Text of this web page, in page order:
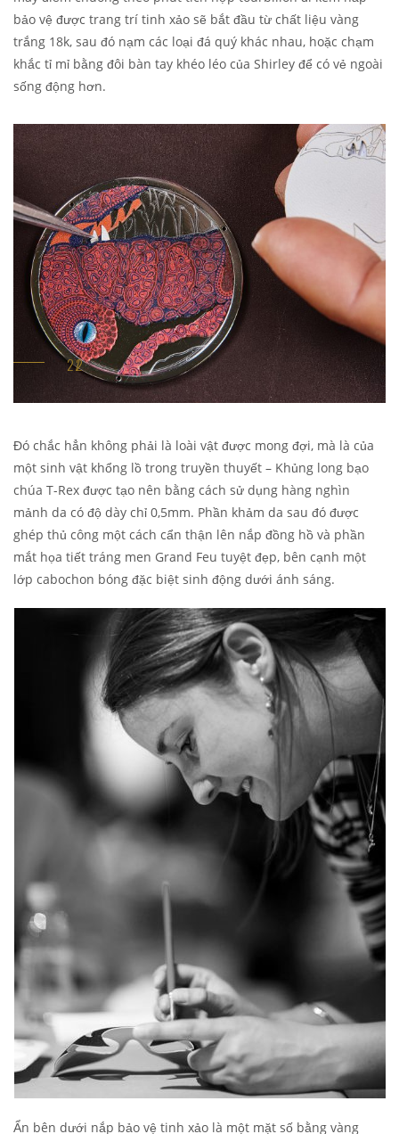
bảo vệ được trang trí tinh xảo sẽ bắt đầu từ chất liệu vàng
trắng 18k, sau đó nạm các loại đá quý khác nhau, hoặc chạm
khắc tỉ mỉ bằng đôi bàn tay khéo léo của Shirley để có vẻ ngoài
sống động hơn.
Đó chắc hẳn không phải là loài vật được mong đợi, mà là của
một sinh vật khổng lồ trong truyền thuyết – Khủng long bạo
chúa T-Rex được tạo nên bằng cách sử dụng hàng nghìn
mảnh da có độ dày chỉ 0,5mm. Phần khảm da sau đó được
ghép thủ công một cách cẩn thận lên nắp đồng hồ và phần
mắt họa tiết tráng men Grand Feu tuyệt đẹp, bên cạnh một
lớp cabochon bóng đặc biệt sinh động dưới ánh sáng.
Ẩn bên dưới nắp bảo vệ tinh xảo là một mặt số bằng vàng